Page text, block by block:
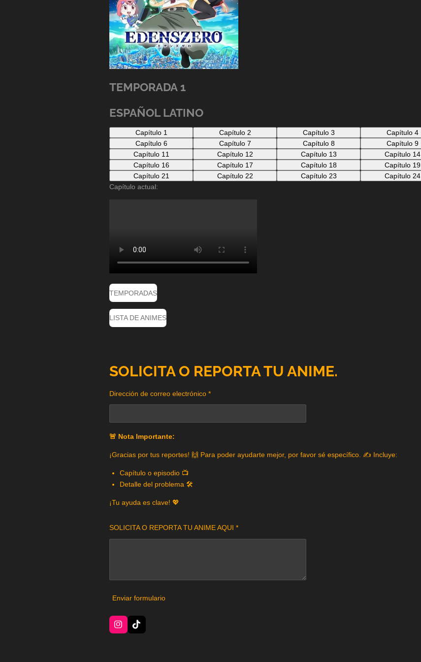
TEMPORADA 1
ESPAÑOL LATINO
Capítulo 1 Capítulo 2 Capítulo 3 Capítulo 4
Capítulo 6
Capítulo 7 Capítulo 8 Capítulo 9
Capítulo 11
Capítulo 12 Capítulo 13 Capítulo 14
Capítulo 16
Capítulo 17 Capítulo 18 Capítulo 19
Capítulo 21
Capítulo 22 Capítulo 23 Capítulo 24
Capítulo actual:
TEMPORADAS
LISTA DE ANIMES
SOLICITA O REPORTA TU ANIME.
Dirección de correo electrónico *
🚨 Nota Importante:
¡Gracias por tus reportes! 🙌 Para poder ayudarte mejor, por favor sé específico. ✍️ Incluye:
Capítulo o episodio 📺
Detalle del problema 🛠️
¡Tu ayuda es clave! 💖
SOLICITA O REPORTA TU ANIME AQUI *
Enviar formulario
I
n
T
i